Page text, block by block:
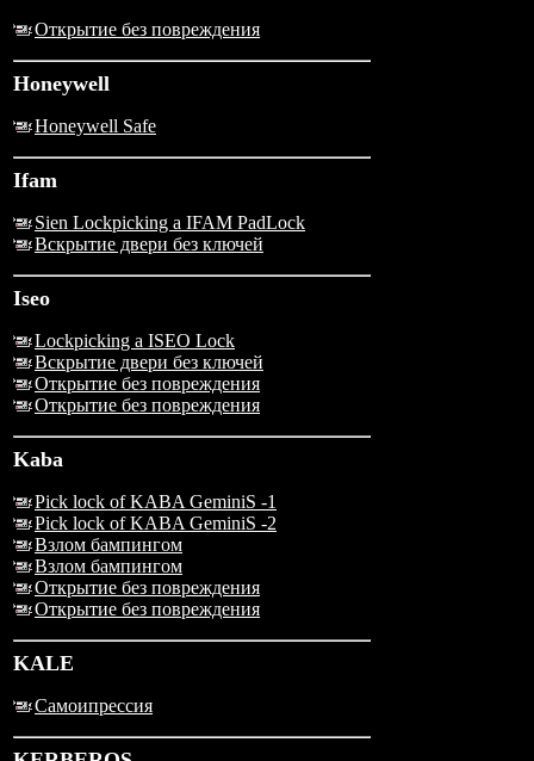
Открытие без повреждения
Honeywell
Honeywell Safe
Ifam
Sien Lockpicking a IFAM PadLock
Вскрытие двери без ключей
Iseo
Lockpicking a ISEO Lock
Вскрытие двери без ключей
Открытие без повреждения
Открытие без повреждения
Kaba
Pick lock of KABA GeminiS -1
Pick lock of KABA GeminiS -2
Взлом бампингом
Взлом бампингом
Открытие без повреждения
Открытие без повреждения
KALE
Самоипрессия